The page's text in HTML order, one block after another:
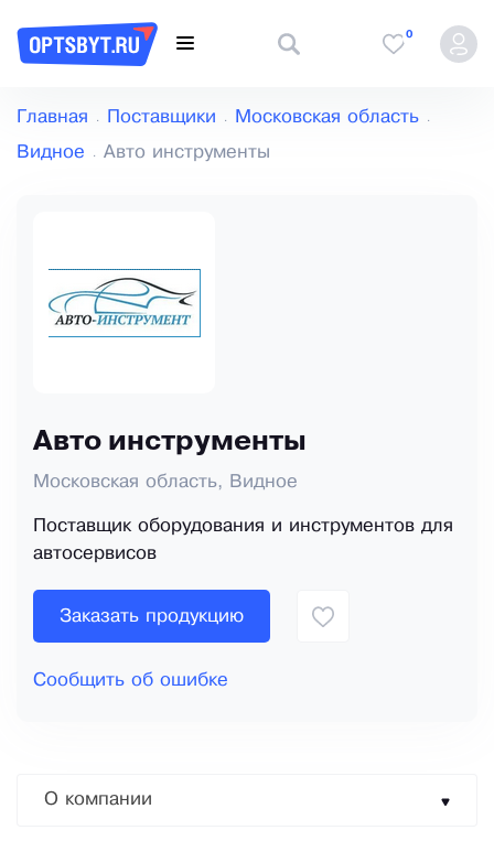
0
Главная Поставщики Московская область
Видное Авто инструменты
Авто инструменты
Московская область, Видное
Поставщик оборудования и инструментов для
автосервисов
Заказать продукцию
Сообщить об ошибке
О компании